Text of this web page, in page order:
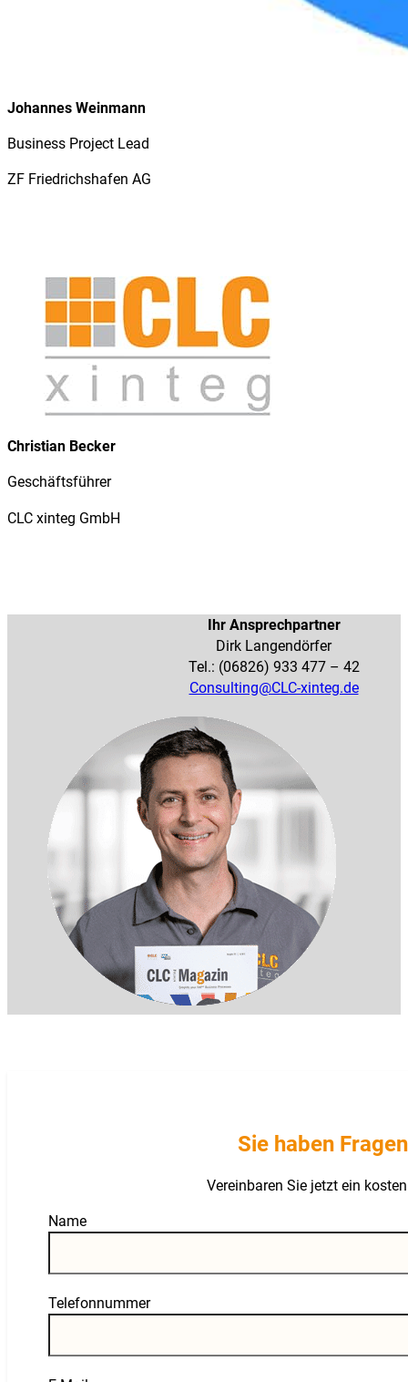
Johannes Weinmann
Business Project Lead
ZF Friedrichshafen AG
Christian Becker
Geschäftsführer
CLC xinteg GmbH
Ihr Ansprechpartner
Dirk Langendörfer
Tel.: (06826) 933 477 – 42
Consulting@CLC-xinteg.de
Sie haben
Vereinbaren Sie jetzt ein
Name
Telefonnummer
Guardian